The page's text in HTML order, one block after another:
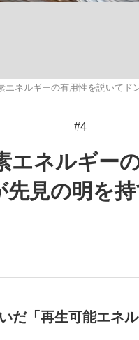
ッカー日本代表・森保一監
エネルギーの有用性を説いて
#4
エネルギー
見の明を持
だ「再生可能エネル